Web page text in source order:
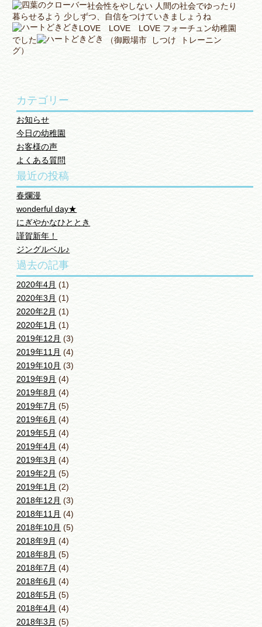
社会性をやしない 人間の社会でゆったり
暮らせるよう 少しずつ、自信をつけていきましょうね
LOVE LOVE LOVE フォーチュン幼稚園
でした
（御殿場市 しつけ トレーニン
グ）
カテゴリー
お知らせ
今日の幼稚園
お客様の声
よくある質問
最近の投稿
春爛漫
wonderful day★
にぎやかなひととき
謹賀新年！
ジングルベル♪
過去の記事
2020年4月 (1)
2020年3月 (1)
2020年2月 (1)
2020年1月 (1)
2019年12月 (3)
2019年11月 (4)
2019年10月 (3)
2019年9月 (4)
2019年8月 (4)
2019年7月 (5)
2019年6月 (4)
2019年5月 (4)
2019年4月 (4)
2019年3月 (4)
2019年2月 (5)
2019年1月 (2)
2018年12月 (3)
2018年11月 (4)
2018年10月 (5)
2018年9月 (4)
2018年8月 (5)
2018年7月 (4)
2018年6月 (4)
2018年5月 (5)
2018年4月 (4)
2018年3月 (5)